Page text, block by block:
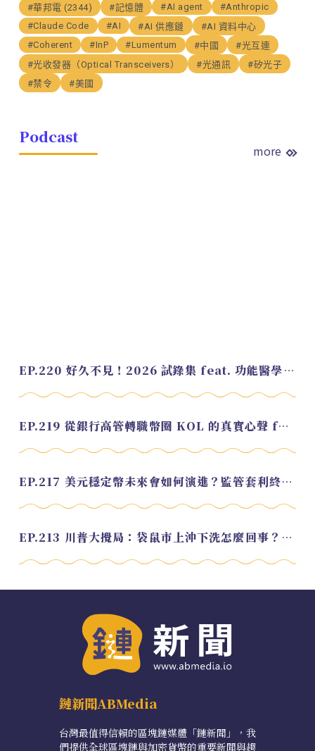
#華邦電 (2344)
#記憶體 #AI agent
#Anthropic
#Claude Code
#AI #AI 供應鏈
#AI 資料中心
#Coherent
#InP #Lumentum #中國
#光互連
#光收發器（Optical Transceivers）
#光通訊
#矽光子
#禁令
#美國
Podcast
more
EP.220 好久不見！2026 試錄集 feat. 功能醫學營養師 美寶
EP.219 從銀行高管轉職幣圈 KOL 的真實心聲 feat.龜大
EP.217 美元穩定幣未來會如何演進？監管套利終將收斂？feat. 研究員 余哲安
EP.213 川普大攪局：袋鼠市上沖下洗怎麼回事？feat. Alvin
鏈新聞ABMedia
台灣最值得信賴的區塊鏈媒體「鏈新聞」，我
們提供全球區塊鏈與加密貨幣的重要新聞與趨